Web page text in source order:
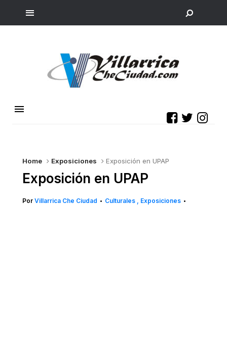
Home Exposiciones Exposición en UPAP
Exposición en UPAP
Por Villarrica Che Ciudad • Culturales Exposiciones •